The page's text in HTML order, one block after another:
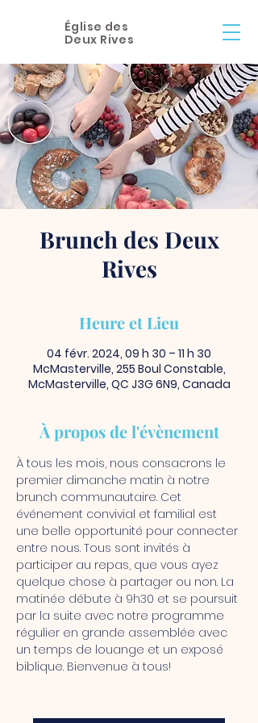
Église des
Deux Rives
Brunch des Deux
Rives
Heure et Lieu
04 févr. 2024, 09 h 30 – 11 h 30
McMasterville, 255 Boul Constable,
McMasterville, QC J3G 6N9, Canada
À propos de l'évènement
À tous les mois, nous consacrons le
premier dimanche matin à notre
brunch communautaire. Cet
événement convivial et familial est
une belle opportunité pour connecter
entre nous. Tous sont invités à
participer au repas, que vous ayez
quelque chose à partager ou non. La
matinée débute à 9h30 et se poursuit
par la suite avec notre programme
régulier en grande assemblée avec
un temps de louange et un exposé
biblique. Bienvenue à tous!